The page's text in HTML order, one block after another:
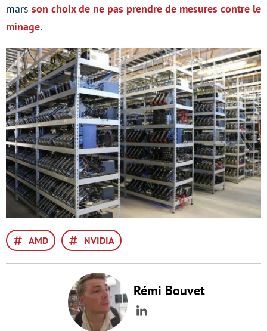
mars son choix de ne pas prendre de mesures contre le
minage.
AMD NVIDIA
Rémi Bouvet
LinkedIn